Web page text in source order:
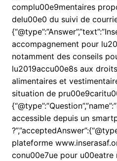
complu00e9mentaires
delu00e0 du suivi de
accompagnement pour
notamment des conseils
lu2019accu00e8s aux
alimentaires et
situation de
accessible depuis un
plateforme
conu00e7ue pour